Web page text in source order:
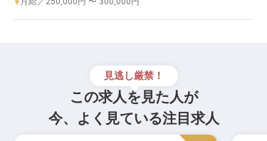
見逃し厳禁！
この求人を見た人が
今、よく見ている注目求人